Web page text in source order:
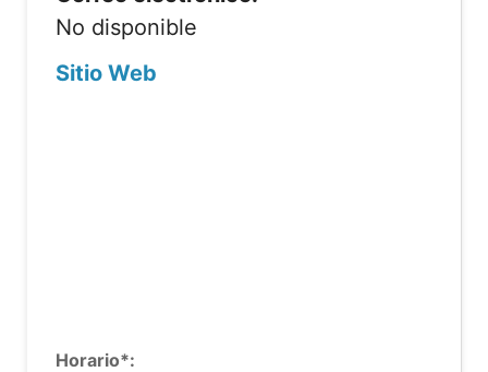
No disponible
Sitio Web
Horario*: